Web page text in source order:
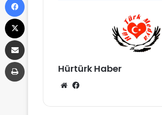
Hürtürk Haber
We
sit bo